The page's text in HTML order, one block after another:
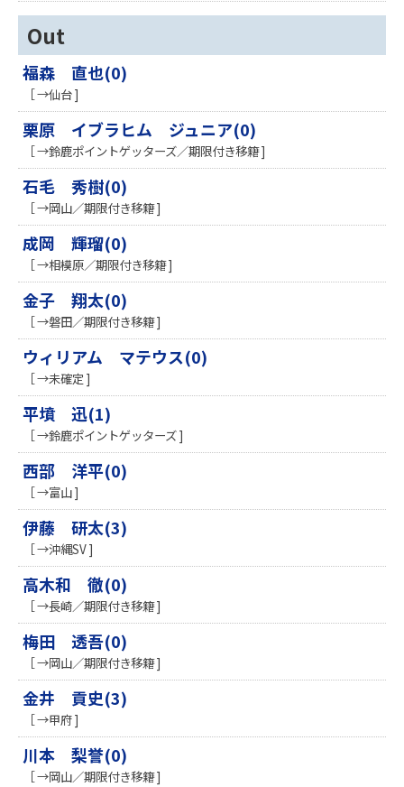
Out
福森 直也(0)
［ →仙台 ]
栗原 イブラヒム ジュニア(0)
［ →鈴鹿ポイントゲッターズ／期限付き移籍 ]
石毛 秀樹(0)
［ →岡山／期限付き移籍 ]
成岡 輝瑠(0)
［ →相模原／期限付き移籍 ]
金子 翔太(0)
［ →磐田／期限付き移籍 ]
ウィリアム マテウス(0)
［ →未確定 ]
平墳 迅(1)
［ →鈴鹿ポイントゲッターズ ]
西部 洋平(0)
［ →富山 ]
伊藤 研太(3)
［ →沖縄SV ]
高木和 徹(0)
［ →長崎／期限付き移籍 ]
梅田 透吾(0)
［ →岡山／期限付き移籍 ]
金井 貢史(3)
［ →甲府 ]
川本 梨誉(0)
［ →岡山／期限付き移籍 ]